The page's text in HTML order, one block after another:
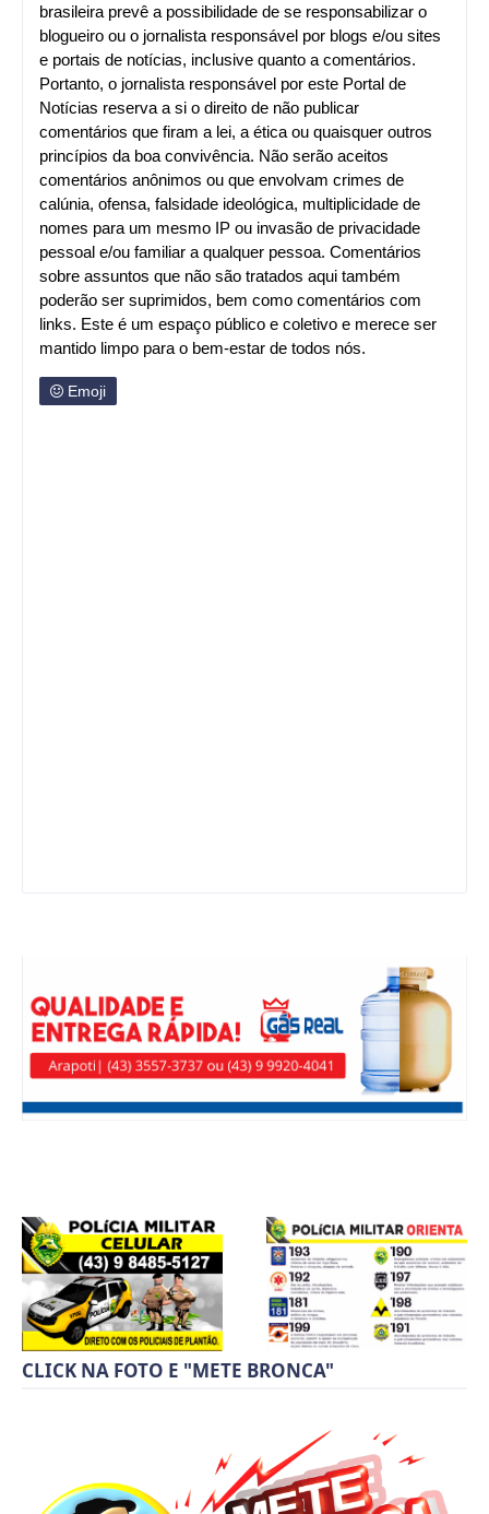
brasileira prevê a possibilidade de se responsabilizar o
blogueiro ou o jornalista responsável por blogs e/ou sites
e portais de notícias, inclusive quanto a comentários.
Portanto, o jornalista responsável por este Portal de
Notícias reserva a si o direito de não publicar
comentários que firam a lei, a ética ou quaisquer outros
princípios da boa convivência. Não serão aceitos
comentários anônimos ou que envolvam crimes de
calúnia, ofensa, falsidade ideológica, multiplicidade de
nomes para um mesmo IP ou invasão de privacidade
pessoal e/ou familiar a qualquer pessoa. Comentários
sobre assuntos que não são tratados aqui também
poderão ser suprimidos, bem como comentários com
links. Este é um espaço público e coletivo e merece ser
mantido limpo para o bem-estar de todos nós.
Emoji
CLICK NA FOTO E "METE BRONCA"